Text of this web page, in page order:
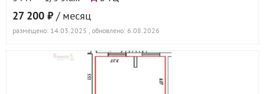
27 200 ₽ / месяц
размещено: 14.03.2025 , обновлено: 6.08.2026